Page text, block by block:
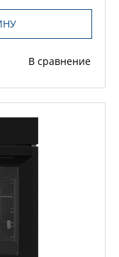
В сравнение